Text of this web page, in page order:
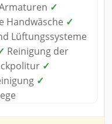
✓
Handwäsche ✓
Lüftungssysteme
Reinigung der
✓
✓